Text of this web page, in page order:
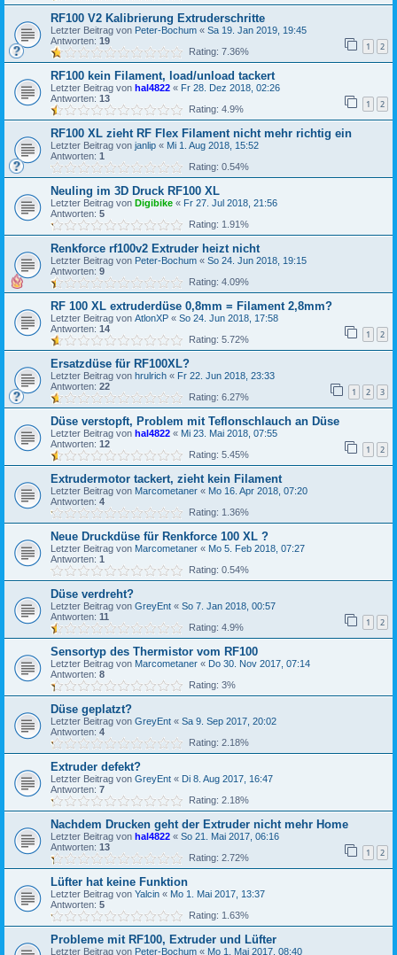
RF100 V2 Kalibrierung Extruderschritte
Letzter Beitrag von Peter-Bochum « Sa 19. Jan 2019, 19:45
Antworten: 19 1 2
Rating: 7.36%
RF100 kein Filament, load/unload tackert
Letzter Beitrag von hal4822 « Fr 28. Dez 2018, 02:26
Antworten: 13 1 2
Rating: 4.9%
RF100 XL zieht RF Flex Filament nicht mehr richtig ein
Letzter Beitrag von janlip « Mi 1. Aug 2018, 15:52
Antworten: 1
Rating: 0.54%
Neuling im 3D Druck RF100 XL
Letzter Beitrag von Digibike « Fr 27. Jul 2018, 21:56
Antworten: 5
Rating: 1.91%
Renkforce rf100v2 Extruder heizt nicht
Letzter Beitrag von Peter-Bochum « So 24. Jun 2018, 19:15
Antworten: 9
Rating: 4.09%
RF 100 XL extruderdüse 0,8mm = Filament 2,8mm?
Letzter Beitrag von AtlonXP « So 24. Jun 2018, 17:58
Antworten: 14 1 2
Rating: 5.72%
Ersatzdüse für RF100XL?
Letzter Beitrag von hrulrich « Fr 22. Jun 2018, 23:33
Antworten: 22 1 2 3
Rating: 6.27%
Düse verstopft, Problem mit Teflonschlauch an Düse
Letzter Beitrag von hal4822 « Mi 23. Mai 2018, 07:55
Antworten: 12 1 2
Rating: 5.45%
Extrudermotor tackert, zieht kein Filament
Letzter Beitrag von Marcometaner « Mo 16. Apr 2018, 07:20
Antworten: 4
Rating: 1.36%
Neue Druckdüse für Renkforce 100 XL ?
Letzter Beitrag von Marcometaner « Mo 5. Feb 2018, 07:27
Antworten: 1
Rating: 0.54%
Düse verdreht?
Letzter Beitrag von GreyEnt « So 7. Jan 2018, 00:57
Antworten: 11 1 2
Rating: 4.9%
Sensortyp des Thermistor vom RF100
Letzter Beitrag von Marcometaner « Do 30. Nov 2017, 07:14
Antworten: 8
Rating: 3%
Düse geplatzt?
Letzter Beitrag von GreyEnt « Sa 9. Sep 2017, 20:02
Antworten: 4
Rating: 2.18%
Extruder defekt?
Letzter Beitrag von GreyEnt « Di 8. Aug 2017, 16:47
Antworten: 7
Rating: 2.18%
Nachdem Drucken geht der Extruder nicht mehr Home
Letzter Beitrag von hal4822 « So 21. Mai 2017, 06:16
Antworten: 13 1 2
Rating: 2.72%
Lüfter hat keine Funktion
Letzter Beitrag von Yalcin « Mo 1. Mai 2017, 13:37
Antworten: 5
Rating: 1.63%
Probleme mit RF100, Extruder und Lüfter
Letzter Beitrag von Peter-Bochum « Mo 1. Mai 2017, 08:40